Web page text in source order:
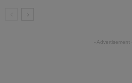
- Advertisement